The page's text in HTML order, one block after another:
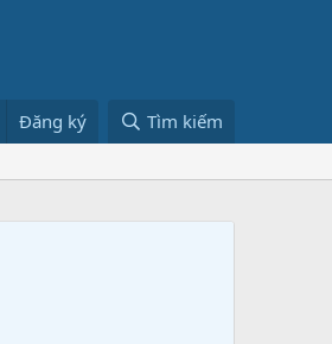
Đăng ký Tìm kiếm